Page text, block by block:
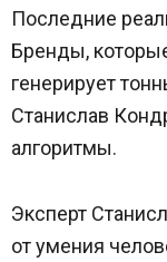
Последние
Бренды,
генерирует
Станислав
алгоритмы.
Эксперт
от умения